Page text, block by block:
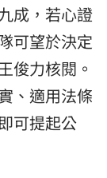
成，若心證
可望於決定
俊力核閱。
、適用法條
可提起公